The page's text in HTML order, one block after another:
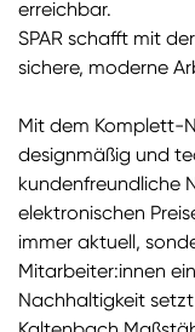
erreichbar.
SPAR schafft mit
sichere, moderne
Mit dem Komplett-
designmäßig und
kundenfreundliche
elektronischen
immer aktuell,
Mitarbeiter:innen
Nachhaltigkeit